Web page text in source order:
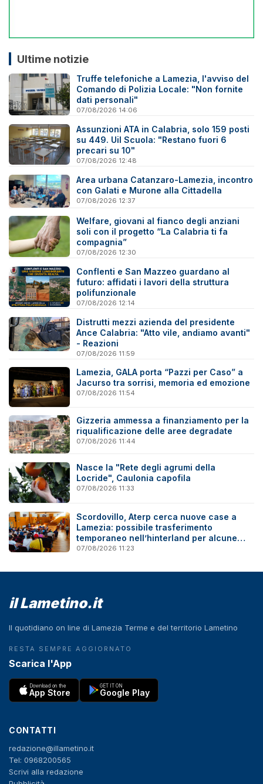
Ultime notizie
Truffe telefoniche a Lamezia, l'avviso del
Comando di Polizia Locale: "Non fornite
dati personali"
07/08/2026 14:06
Assunzioni ATA in Calabria, solo 159 posti
su 449. Uil Scuola: "Restano fuori 6
precari su 10"
07/08/2026 12:48
Area urbana Catanzaro-Lamezia, incontro
con Galati e Murone alla Cittadella
07/08/2026 12:37
Welfare, giovani al fianco degli anziani
soli con il progetto “La Calabria ti fa
compagnia”
07/08/2026 12:30
Conflenti e San Mazzeo guardano al
futuro: affidati i lavori della struttura
polifunzionale
07/08/2026 12:14
Distrutti mezzi azienda del presidente
Ance Calabria: "Atto vile, andiamo avanti"
- Reazioni
07/08/2026 11:59
Lamezia, GALA porta “Pazzi per Caso” a
Jacurso tra sorrisi, memoria ed emozione
07/08/2026 11:54
Gizzeria ammessa a finanziamento per la
riqualificazione delle aree degradate
07/08/2026 11:44
Nasce la "Rete degli agrumi della
Locride", Caulonia capofila
07/08/2026 11:33
Scordovillo, Aterp cerca nuove case a
Lamezia: possibile trasferimento
temporaneo nell’hinterland per alcune
famiglie
07/08/2026 11:23
il Lametino.it
Il quotidiano on line di Lamezia Terme e del territorio Lametino
RESTA SEMPRE AGGIORNATO
Scarica l'App
Download on the
App Store
GET IT ON
Google Play
CONTATTI
redazione@illametino.it
Tel: 0968200565
Scrivi alla redazione